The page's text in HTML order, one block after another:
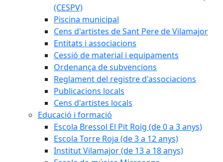
(CESPV)
Piscina municipal
Cens d'artistes de Sant Pere de Vilamajor
Entitats i associacions
Cessió de material i equipaments
Ordenança de subvencions
Reglament del registre d'associacions
Publicacions locals
Cens d'artistes locals
Educació i formació
Escola Bressol El Pit Roig (de 0 a 3 anys)
Escola Torre Roja (de 3 a 12 anys)
Institut Vilamajor (de 13 a 18 anys)